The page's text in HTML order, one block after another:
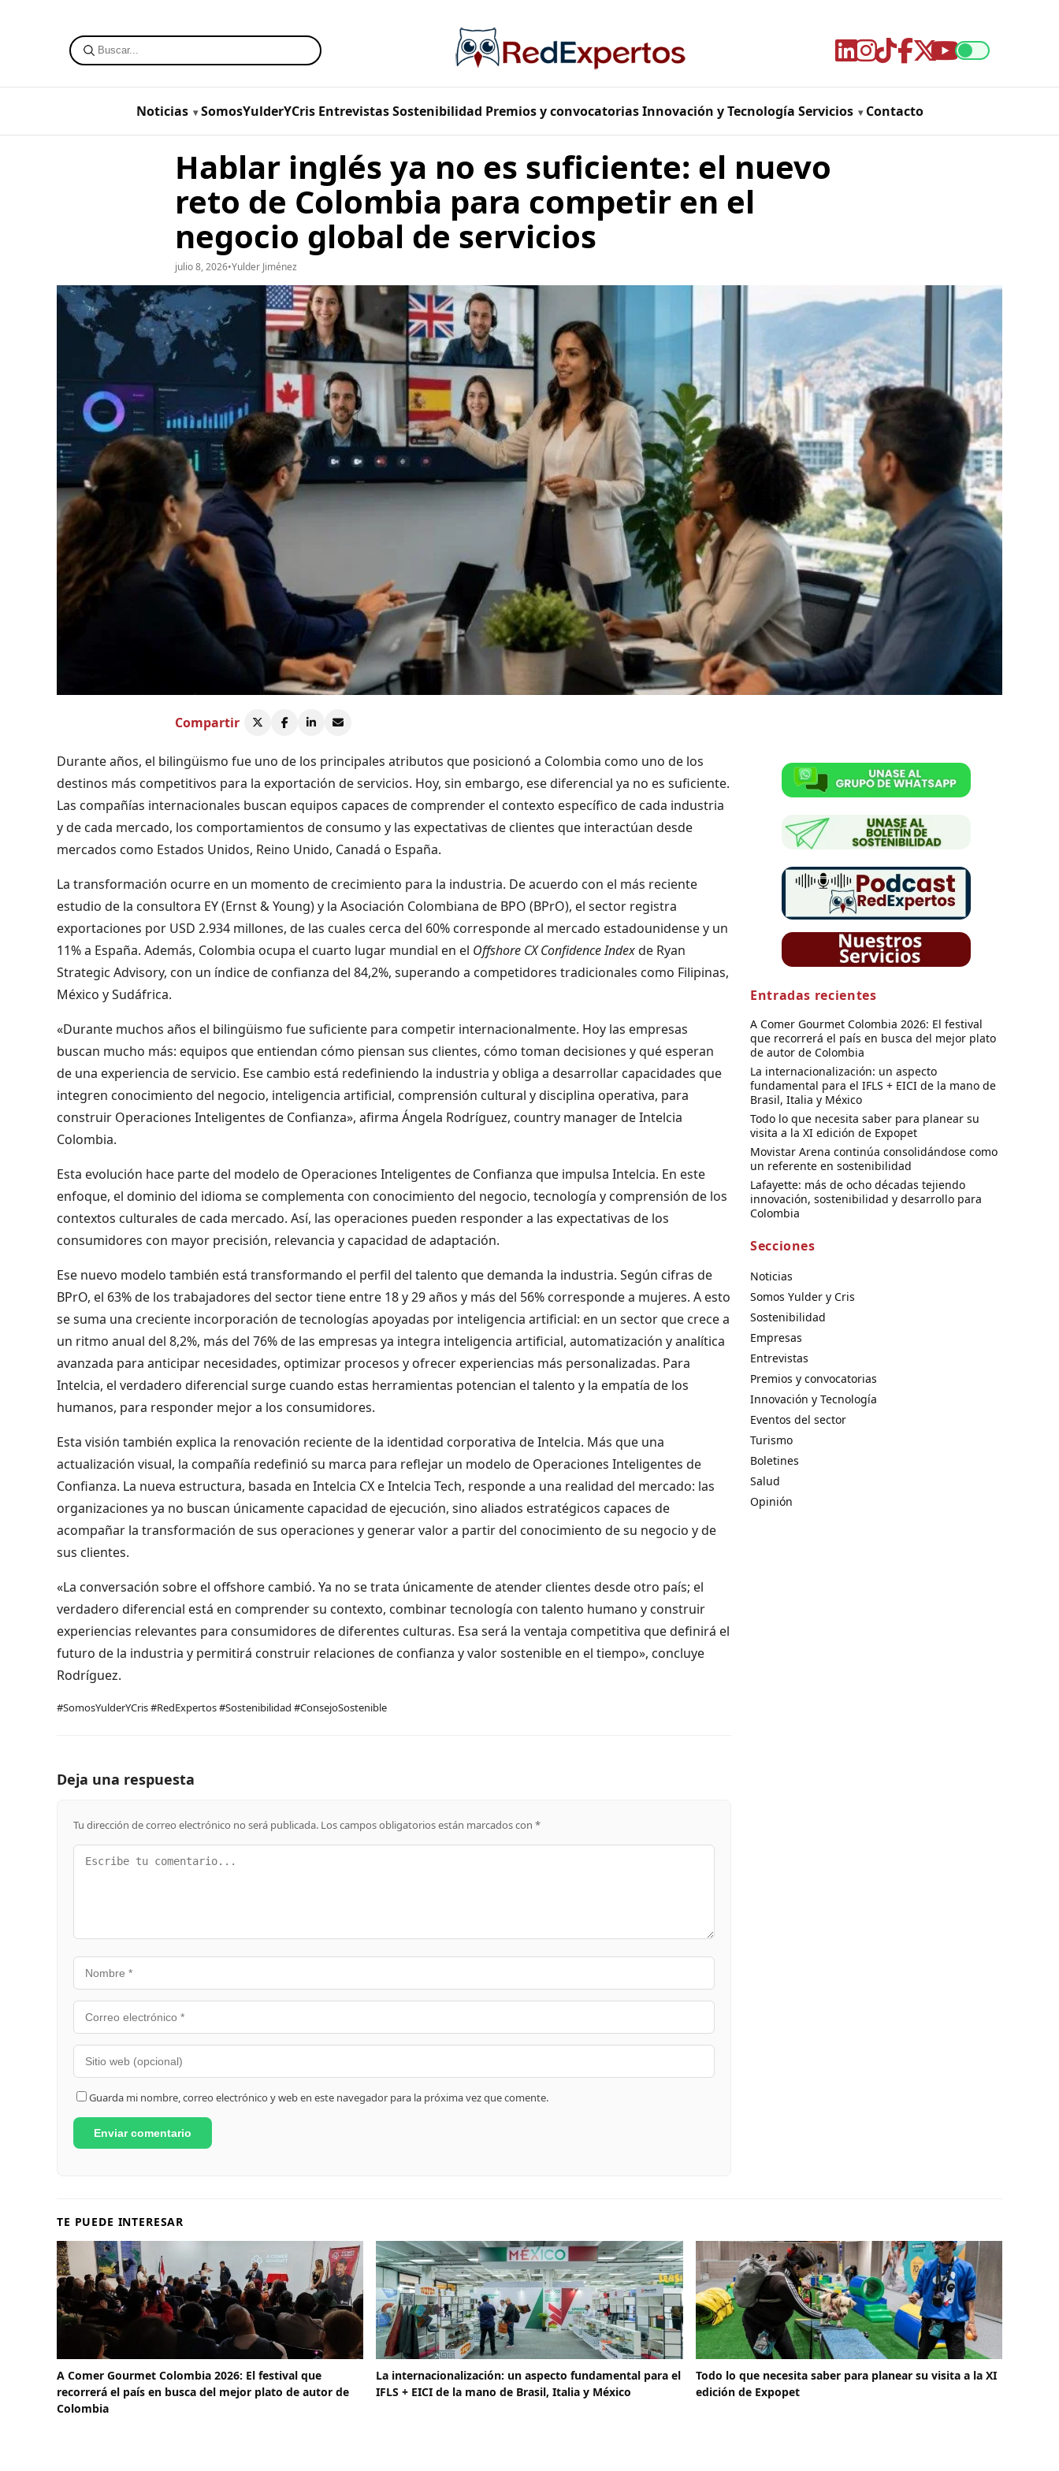
Noticias SomosYulderYCris Entrevistas Sostenibilidad Premios y convocatorias Innovación y Tecnología Servicios Contacto
Hablar inglés ya no es suficiente: el nuevo
reto de Colombia para competir en el
negocio global de servicios
julio 8, 2026•Yulder Jiménez
Compartir
Durante años, el bilingüismo fue uno de los principales atributos que posicionó a Colombia como uno de los
destinos más competitivos para la exportación de servicios. Hoy, sin embargo, ese diferencial ya no es suficiente.
Las compañías internacionales buscan equipos capaces de comprender el contexto específico de cada industria
y de cada mercado, los comportamientos de consumo y las expectativas de clientes que interactúan desde
mercados como Estados Unidos, Reino Unido, Canadá o España.
La transformación ocurre en un momento de crecimiento para la industria. De acuerdo con el más reciente
estudio de la consultora EY (Ernst & Young) y la Asociación Colombiana de BPO (BPrO), el sector registra
exportaciones por USD 2.934 millones, de las cuales cerca del 60% corresponde al mercado estadounidense y un
11% a España. Además, Colombia ocupa el cuarto lugar mundial en el Offshore CX Confidence Indexde Ryan
Strategic Advisory, con un índice de confianza del 84,2%, superando a competidores tradicionales como Filipinas,
México y Sudáfrica.
«Durante muchos años el bilingüismo fue suficiente para competir internacionalmente. Hoy las empresas
buscan mucho más: equipos que entiendan cómo piensan sus clientes, cómo toman decisiones y qué esperan
de una experiencia de servicio. Ese cambio está redefiniendo la industria y obliga a desarrollar capacidades que
integren conocimiento del negocio, inteligencia artificial, comprensión cultural y disciplina operativa, para
construir Operaciones Inteligentes de Confianza», afirma Ángela Rodríguez, country manager de Intelcia
Colombia.
Esta evolución hace parte del modelo de Operaciones Inteligentes de Confianza que impulsa Intelcia. En este
enfoque, el dominio del idioma se complementa con conocimiento del negocio, tecnología y comprensión de los
contextos culturales de cada mercado. Así, las operaciones pueden responder a las expectativas de los
consumidores con mayor precisión, relevancia y capacidad de adaptación.
Ese nuevo modelo también está transformando el perfil del talento que demanda la industria. Según cifras de
BPrO, el 63% de los trabajadores del sector tiene entre 18 y 29 años y más del 56% corresponde a mujeres. A esto
se suma una creciente incorporación de tecnologías apoyadas por inteligencia artificial: en un sector que crece a
un ritmo anual del 8,2%, más del 76% de las empresas ya integra inteligencia artificial, automatización y analítica
avanzada para anticipar necesidades, optimizar procesos y ofrecer experiencias más personalizadas. Para
Intelcia, el verdadero diferencial surge cuando estas herramientas potencian el talento y la empatía de los
humanos, para responder mejor a los consumidores.
Esta visión también explica la renovación reciente de la identidad corporativa de Intelcia. Más que una
actualización visual, la compañía redefinió su marca para reflejar un modelo de Operaciones Inteligentes de
Confianza. La nueva estructura, basada en Intelcia CX e Intelcia Tech, responde a una realidad del mercado: las
organizaciones ya no buscan únicamente capacidad de ejecución, sino aliados estratégicos capaces de
acompañar la transformación de sus operaciones y generar valor a partir del conocimiento de su negocio y de
sus clientes.
«La conversación sobre el offshore cambió. Ya no se trata únicamente de atender clientes desde otro país; el
verdadero diferencial está en comprender su contexto, combinar tecnología con talento humano y construir
experiencias relevantes para consumidores de diferentes culturas. Esa será la ventaja competitiva que definirá el
futuro de la industria y permitirá construir relaciones de confianza y valor sostenible en el tiempo», concluye
Rodríguez.
#SomosYulderYCris #RedExpertos #Sostenibilidad #ConsejoSostenible
Deja una respuesta
Tu dirección de correo electrónico no será publicada. Los campos obligatorios están marcados con *
Guarda mi nombre, correo electrónico y web en este navegador para la próxima vez que comente.
Entradas recientes
A Comer Gourmet Colombia 2026: El festival
que recorrerá el país en busca del mejor plato
de autor de Colombia
La internacionalización: un aspecto
fundamental para el IFLS + EICI de la mano de
Brasil, Italia y México
Todo lo que necesita saber para planear su
visita a la XI edición de Expopet
Movistar Arena continúa consolidándose como
un referente en sostenibilidad
Lafayette: más de ocho décadas tejiendo
innovación, sostenibilidad y desarrollo para
Colombia
Secciones
Noticias
Somos Yulder y Cris
Sostenibilidad
Empresas
Entrevistas
Premios y convocatorias
Innovación y Tecnología
Eventos del sector
Turismo
Boletines
Salud
Opinión
TE PUEDE INTERESAR
A Comer Gourmet Colombia 2026: El festival que
recorrerá el país en busca del mejor plato de autor de
Colombia
La internacionalización: un aspecto fundamental para el
IFLS + EICI de la mano de Brasil, Italia y México
Todo lo que necesita saber para planear su visita a la XI
edición de Expopet